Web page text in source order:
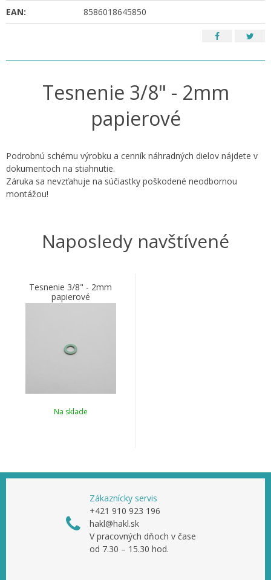
EAN:
8586018645850
Tesnenie 3/8" - 2mm
papierové
Podrobnú schému výrobku a cenník náhradných dielov nájdete v
dokumentoch na stiahnutie.
Záruka sa nevzťahuje na súčiastky poškodené neodbornou
montážou!
Naposledy navštívené
Tesnenie 3/8" - 2mm
papierové
Na sklade
Zákaznícky servis
+421 910 923 196
hakl@hakl.sk
V pracovných dňoch v čase
od 7.30 – 15.30 hod.